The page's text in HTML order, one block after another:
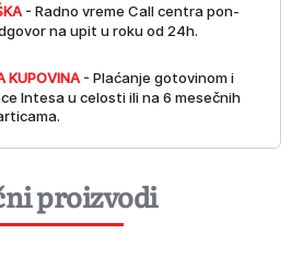
- Radno vreme Call centra pon-
na upit u roku od 24h.
KUPOVINA - Plaćanje gotovinom i
Intesa u celosti ili na 6 mesečnih
proizvodi